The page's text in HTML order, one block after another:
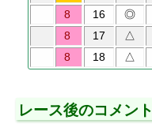
8
16 ◎
8
17 △
8
18 △
レース後のコメント